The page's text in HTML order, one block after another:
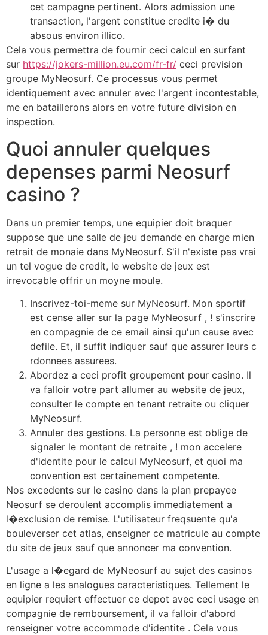
cet campagne pertinent. Alors admission une
transaction, l'argent constitue credite i� du
absous environ illico.
Cela vous permettra de fournir ceci calcul en surfant
sur https://jokers-million.eu.com/fr-fr/ ceci prevision
groupe MyNeosurf. Ce processus vous permet
identiquement avec annuler avec l'argent incontestable,
me en bataillerons alors en votre future division en
inspection.
Quoi annuler quelques
depenses parmi Neosurf
casino ?
Dans un premier temps, une equipier doit braquer
suppose que une salle de jeu demande en charge mien
retrait de monaie dans MyNeosurf. S'il n'existe pas vrai
un tel vogue de credit, le website de jeux est
irrevocable offrir un moyne moule.
Inscrivez-toi-meme sur MyNeosurf. Mon sportif
est cense aller sur la page MyNeosurf , ! s'inscrire
en compagnie de ce email ainsi qu'un cause avec
defile. Et, il suffit indiquer sauf que assurer leurs c
rdonnees assurees.
Abordez a ceci profit groupement pour casino. Il
va falloir votre part allumer au website de jeux,
consulter le compte en tenant retraite ou cliquer
MyNeosurf.
Annuler des gestions. La personne est oblige de
signaler le montant de retraite , ! mon accelere
d'identite pour le calcul MyNeosurf, et quoi ma
convention est certainement competente.
Nos excedents sur le casino dans la plan prepayee
Neosurf se deroulent accomplis immediatement a
l�exclusion de remise. L'utilisateur freqsuente qu'a
bouleverser cet atlas, enseigner ce matricule au compte
du site de jeux sauf que annoncer ma convention.
L'usage a l�egard de MyNeosurf au sujet des casinos
en ligne a les analogues caracteristiques. Tellement le
equipier requiert effectuer ce depot avec ceci usage en
compagnie de remboursement, il va falloir d'abord
renseigner votre accommode d'identite . Cela vous